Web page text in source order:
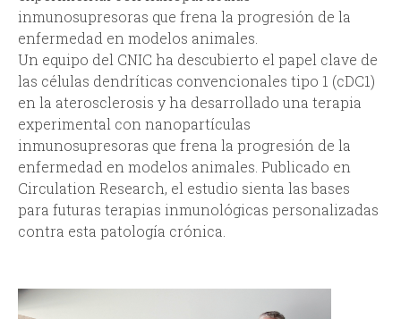
inmunosupresoras que frena la progresión de la
enfermedad en modelos animales.
Un equipo del CNIC ha descubierto el papel clave de
las células dendríticas convencionales tipo 1 (cDC1)
en la aterosclerosis y ha desarrollado una terapia
experimental con nanopartículas
inmunosupresoras que frena la progresión de la
enfermedad en modelos animales. Publicado en
Circulation Research, el estudio sienta las bases
para futuras terapias inmunológicas personalizadas
contra esta patología crónica.